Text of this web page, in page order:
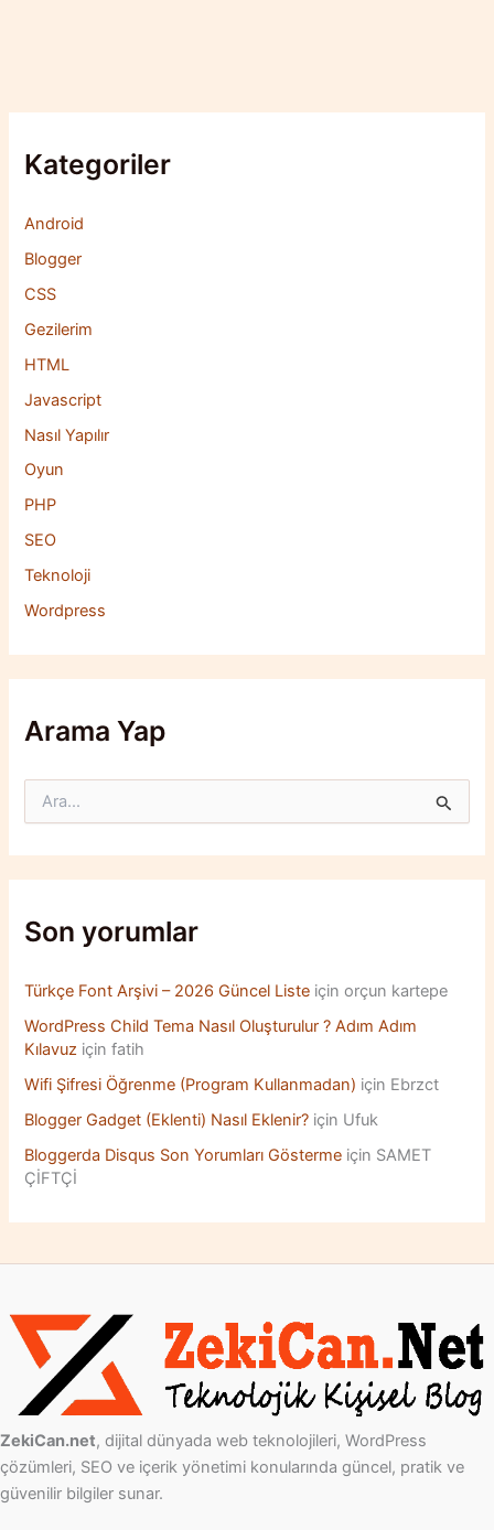
Kategoriler
Android
Blogger
CSS
Gezilerim
HTML
Javascript
Nasıl Yapılır
Oyun
PHP
SEO
Teknoloji
Wordpress
Arama Yap
r
c
f
o
:
Son yorumlar
Türkçe Font Arşivi – 2026 Güncel Liste içinorçun kartepe
WordPress Child Tema Nasıl Oluşturulur ? Adım Adım
Kılavuz içinfatih
Wifi Şifresi Öğrenme (Program Kullanmadan) için Ebrzct
Blogger Gadget (Eklenti) Nasıl Eklenir? için Ufuk
Bloggerda Disqus Son Yorumları Gösterme için SAMET
ÇİFTÇİ
ZekiCan.net, dijital dünyada web teknolojileri, WordPress
çözümleri, SEO ve içerik yönetimi konularında güncel, pratik ve
güvenilir bilgiler sunar.